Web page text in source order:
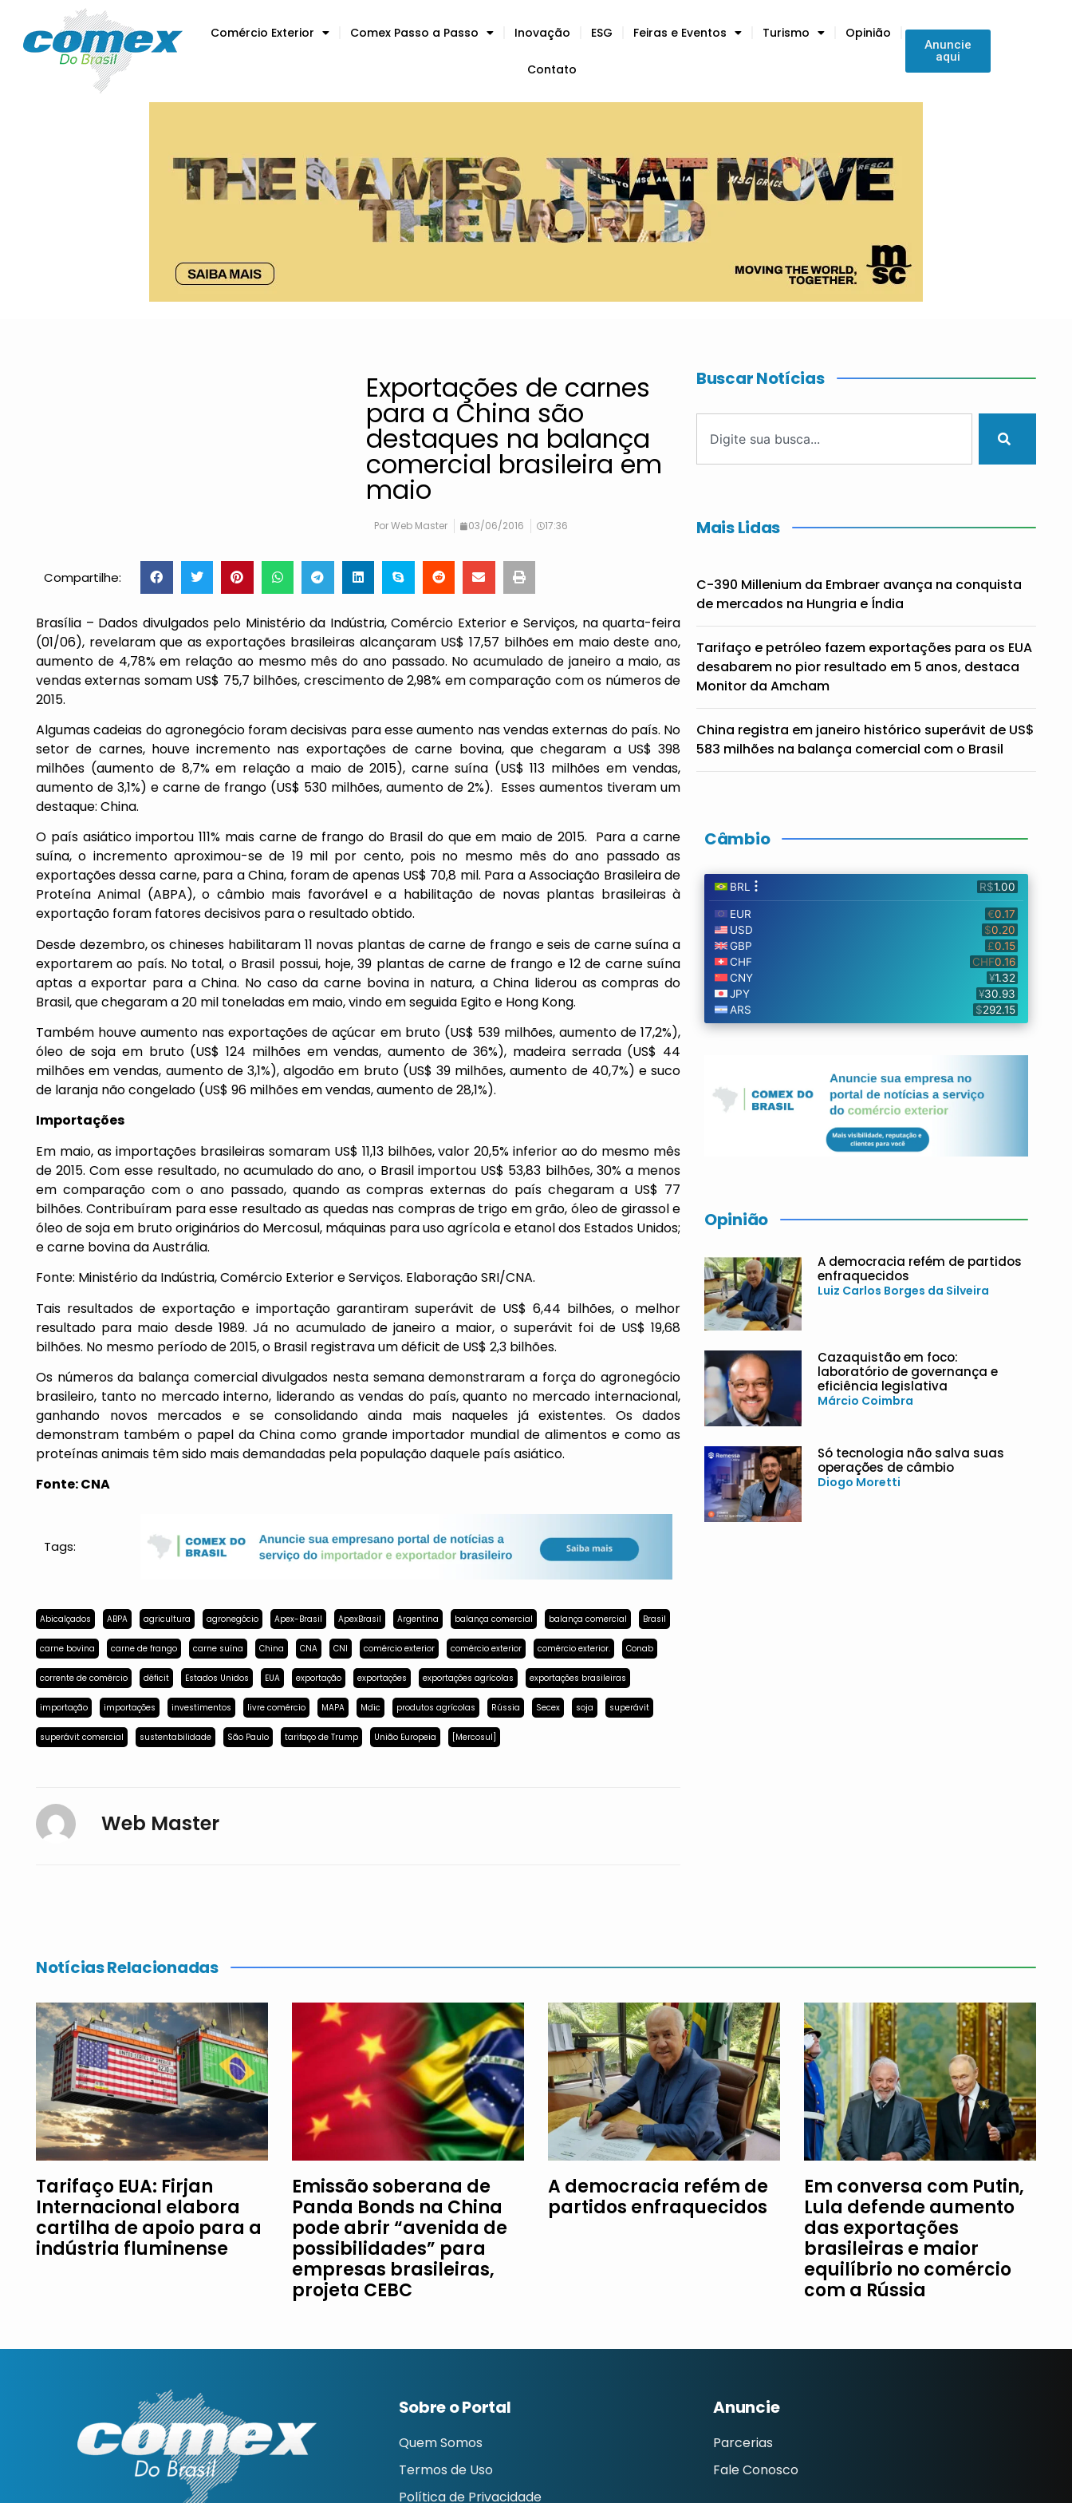
Comércio Exterior Comex Passo a Passo Inovação ESG Feiras e Eventos Turismo Opinião
Contato
Anuncie
aqui
Exportações de carnes
para a China são
destaques na balança
comercial brasileira em
maio
PorWeb Master 03/06/2016 17:36
Compartilhe:
Brasília – Dados divulgados pelo Ministério da Indústria, Comércio Exterior e Serviços, na quarta-feira
(01/06), revelaram que as exportações brasileiras alcançaram US$ 17,57 bilhões em maio deste ano,
aumento de 4,78% em relação ao mesmo mês do ano passado. No acumulado de janeiro a maio, as
vendas externas somam US$ 75,7 bilhões, crescimento de 2,98% em comparação com os números de
2015.
Algumas cadeias do agronegócio foram decisivas para esse aumento nas vendas externas do país. No
setor de carnes, houve incremento nas exportações de carne bovina, que chegaram a US$ 398
milhões (aumento de 8,7% em relação a maio de 2015), carne suína (US$ 113 milhões em vendas,
aumento de 3,1%) e carne de frango (US$ 530 milhões, aumento de 2%). Esses aumentos tiveram um
destaque: China.
O país asiático importou 111% mais carne de frango do Brasil do que em maio de 2015. Para a carne
suína, o incremento aproximou-se de 19 mil por cento, pois no mesmo mês do ano passado as
exportações dessa carne, para a China, foram de apenas US$ 70,8 mil. Para a Associação Brasileira de
Proteína Animal (ABPA), o câmbio mais favorável e a habilitação de novas plantas brasileiras à
exportação foram fatores decisivos para o resultado obtido.
Desde dezembro, os chineses habilitaram 11 novas plantas de carne de frango e seis de carne suína a
exportarem ao país. No total, o Brasil possui, hoje, 39 plantas de carne de frango e 12 de carne suína
aptas a exportar para a China. No caso da carne bovina in natura, a China liderou as compras do
Brasil, que chegaram a 20 mil toneladas em maio, vindo em seguida Egito e Hong Kong.
Também houve aumento nas exportações de açúcar em bruto (US$ 539 milhões, aumento de 17,2%),
óleo de soja em bruto (US$ 124 milhões em vendas, aumento de 36%), madeira serrada (US$ 44
milhões em vendas, aumento de 3,1%), algodão em bruto (US$ 39 milhões, aumento de 40,7%) e suco
de laranja não congelado (US$ 96 milhões em vendas, aumento de 28,1%).
Importações
Em maio, as importações brasileiras somaram US$ 11,13 bilhões, valor 20,5% inferior ao do mesmo mês
de 2015. Com esse resultado, no acumulado do ano, o Brasil importou US$ 53,83 bilhões, 30% a menos
em comparação com o ano passado, quando as compras externas do país chegaram a US$ 77
bilhões. Contribuíram para esse resultado as quedas nas compras de trigo em grão, óleo de girassol e
óleo de soja em bruto originários do Mercosul, máquinas para uso agrícola e etanol dos Estados Unidos;
e carne bovina da Austrália.
Fonte: Ministério da Indústria, Comércio Exterior e Serviços. Elaboração SRI/CNA.
Tais resultados de exportação e importação garantiram superávit de US$ 6,44 bilhões, o melhor
resultado para maio desde 1989. Já no acumulado de janeiro a maior, o superávit foi de US$ 19,68
bilhões. No mesmo período de 2015, o Brasil registrava um déficit de US$ 2,3 bilhões.
Os números da balança comercial divulgados nesta semana demonstraram a força do agronegócio
brasileiro, tanto no mercado interno, liderando as vendas do país, quanto no mercado internacional,
ganhando novos mercados e se consolidando ainda mais naqueles já existentes. Os dados
demonstram também o papel da China como grande importador mundial de alimentos e como as
proteínas animais têm sido mais demandadas pela população daquele país asiático.
Fonte: CNA
Tags:
Abicalçados ABPA agricultura agronegócio Apex-Brasil ApexBrasil Argentina balança comercial balança comercial Brasil
carne bovina carne de frango carne suína China CNA CNI comércio exterior comércio exterior comércio exterior. Conab
corrente de comércio déficit Estados Unidos EUA exportação exportações exportações agrícolas exportações brasileiras
importação importações investimentos livre comércio MAPA Mdic produtos agrícolas Rússia Secex soja superávit
superávit comercial sustentabilidade São Paulo tarifaço de Trump União Europeia [Mercosul]
Web Master
Buscar Notícias
Mais Lidas
C-390 Millenium da Embraer avança na conquista
de mercados na Hungria e Índia
Tarifaço e petróleo fazem exportações para os EUA
desabarem no pior resultado em 5 anos, destaca
Monitor da Amcham
China registra em janeiro histórico superávit de US$
583 milhões na balança comercial com o Brasil
Câmbio
Opinião
A democracia refém de partidos
enfraquecidos
Luiz Carlos Borges da Silveira
Cazaquistão em foco:
laboratório de governança e
eficiência legislativa
Márcio Coimbra
Só tecnologia não salva suas
operações de câmbio
Diogo Moretti
Notícias Relacionadas
Tarifaço EUA: Firjan
Internacional elabora
cartilha de apoio para a
indústria fluminense
Emissão soberana de
Panda Bonds na China
pode abrir “avenida de
possibilidades” para
empresas brasileiras,
projeta CEBC
A democracia refém de
partidos enfraquecidos
Em conversa com Putin,
Lula defende aumento
das exportações
brasileiras e maior
equilíbrio no comércio
com a Rússia
Sobre o Portal
Quem Somos
Termos de Uso
Política de Privacidade
Anuncie
Parcerias
Fale Conosco